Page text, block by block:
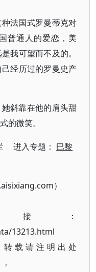
法国式罗曼蒂克对
普通人的爱恋，美
我可望而不及的。
经历过的罗曼史产
斜靠在他的肩头甜
的微笑。
进入专题： 巴黎
）
：
13213.html
载请注明出处